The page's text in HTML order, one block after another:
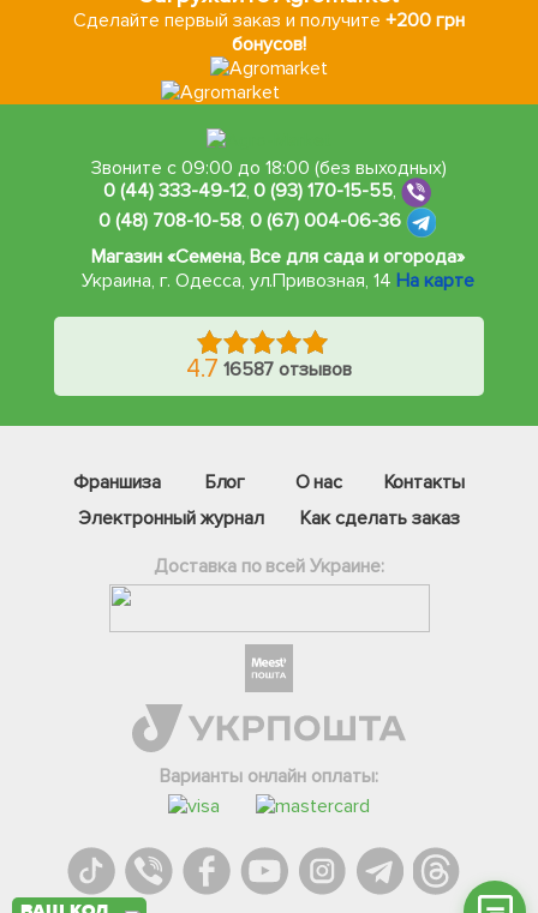
Сделайте первый заказ и получите +200 грн
бонусов!
Звоните с 09:00 до 18:00 (без выходных)
0 (44) 333-49-12,0 (93) 170-15-55,
0 (48) 708-10-58, 0 (67) 004-06-36
Магазин «Семена, Все для сада и огорода»
Украина, г. Одесса, ул.Привозная, 14 На карте
4.7 16587 отзывов
Франшиза Блог О нас
Контакты
Электронный журнал
Как сделать заказ
Доставка по всей Украине:
Варианты онлайн оплаты:
Фейсбук
Вайбер
Інстаграм
Онлайн чат